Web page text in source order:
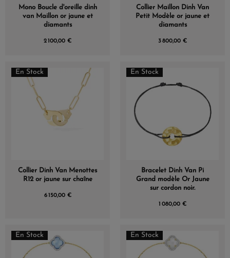
Mono Boucle d'oreille dinh
van Maillon or jaune et
diamants
2 100,00 €
Collier Maillon Dinh Van
Petit Modèle or jaune et
diamants
3 800,00 €
En Stock
Collier Dinh Van Menottes
R12 or jaune sur chaîne
6 150,00 €
En Stock
Bracelet Dinh Van Pi
Grand modèle Or Jaune
sur cordon noir.
1 080,00 €
En Stock En Stock